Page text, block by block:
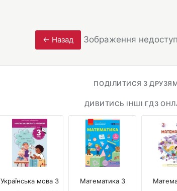
← Назад Зображення
ПОДІЛИТИСЯ З
ДИВИТИСЬ ІНШІ ГДЗ
Українська мова 3
Математика 3